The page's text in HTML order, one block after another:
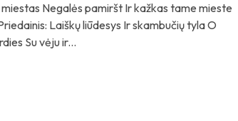
Negalės pamiršt Ir kažkas tame mieste
Laiškų liūdesys Ir skambučių tyla O
Su vėju ir...